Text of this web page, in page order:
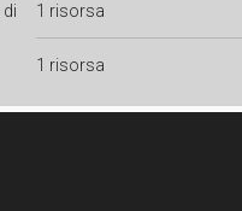
di 1 risorsa
1 risorsa